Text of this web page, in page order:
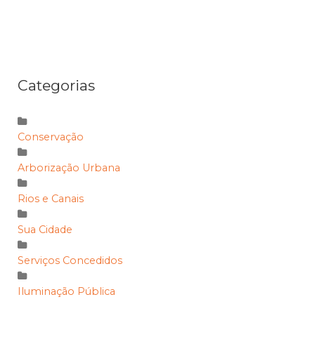
Categorias
Conservação
Arborização Urbana
Rios e Canais
Sua Cidade
Serviços Concedidos
Iluminação Pública